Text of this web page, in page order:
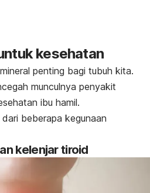
kesehatan
penting bagi tubuh kita.
munculnya penyakit
ibu hamil.
beberapa kegunaan
kelenjar tiroid